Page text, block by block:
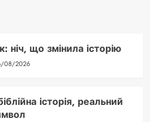
ніч, що змінила історію
08/2026
історія, реальний